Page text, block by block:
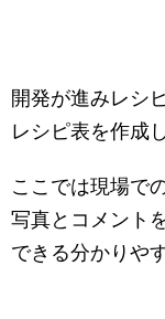
開発が進みレシ
レシピ表を作成
ここでは現場で
写真とコメント
できる分かりや